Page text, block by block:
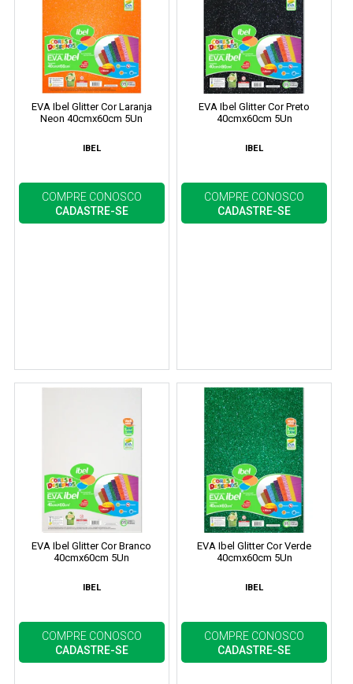
EVA Ibel Glitter Cor Laranja
Neon 40cmx60cm 5Un
IBEL
COMPRE CONOSCO
CADASTRE-SE
EVA Ibel Glitter Cor Preto
40cmx60cm 5Un
IBEL
COMPRE CONOSCO
CADASTRE-SE
EVA Ibel Glitter Cor Branco
40cmx60cm 5Un
IBEL
COMPRE CONOSCO
CADASTRE-SE
EVA Ibel Glitter Cor Verde
40cmx60cm 5Un
IBEL
COMPRE CONOSCO
CADASTRE-SE